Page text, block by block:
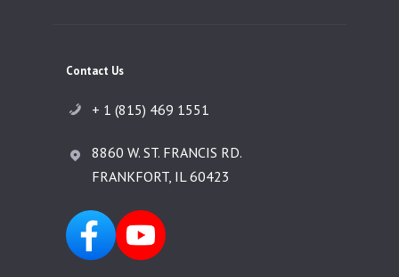
Contact Us
+ 1 (815) 469 1551
8860 W. ST. FRANCIS RD.
FRANKFORT, IL 60423